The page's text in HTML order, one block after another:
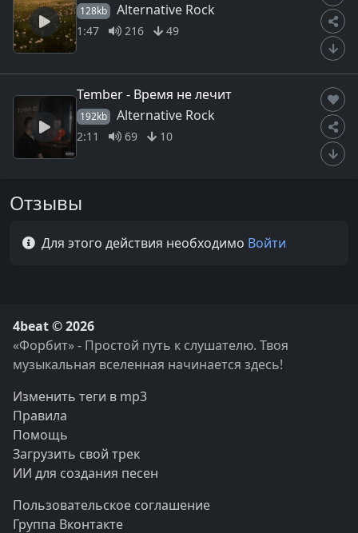
128kb Alternative Rock
1:47 216 49
Tember - Время не лечит
192kb Alternative Rock
2:11 69 10
Отзывы
Для этого действия необходимо Войти
4beat © 2026
«Форбит» - Простой путь к слушателю. Твоя
музыкальная вселенная начинается здесь!
Изменить теги в mp3
Правила
Помощь
Загрузить свой трек
ИИ для создания песен
Пользовательское соглашение
Группа Вконтакте